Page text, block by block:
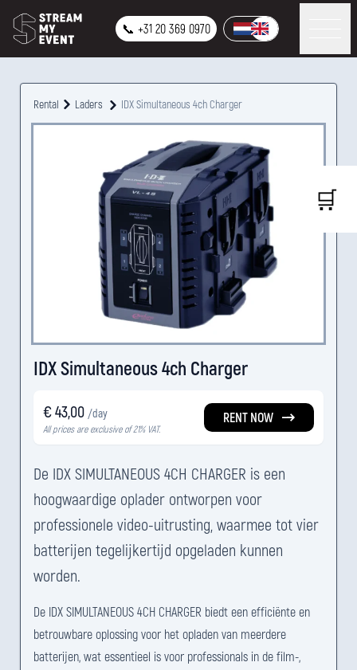
📞 +31 20 369 0970
Rental Laders IDX Simultaneous 4ch Charger
IDX Simultaneous 4ch Charger
€ 43,00 /day
All prices are exclusive of 21% VAT.
RENT NOW
De IDX SIMULTANEOUS 4CH CHARGER is een
hoogwaardige oplader ontworpen voor
professionele video-uitrusting, waarmee tot vier
batterijen tegelijkertijd opgeladen kunnen
worden.
De IDX SIMULTANEOUS 4CH CHARGER biedt een efficiënte en
betrouwbare oplossing voor het opladen van meerdere
batterijen, wat essentieel is voor professionals in de film-,
🛒